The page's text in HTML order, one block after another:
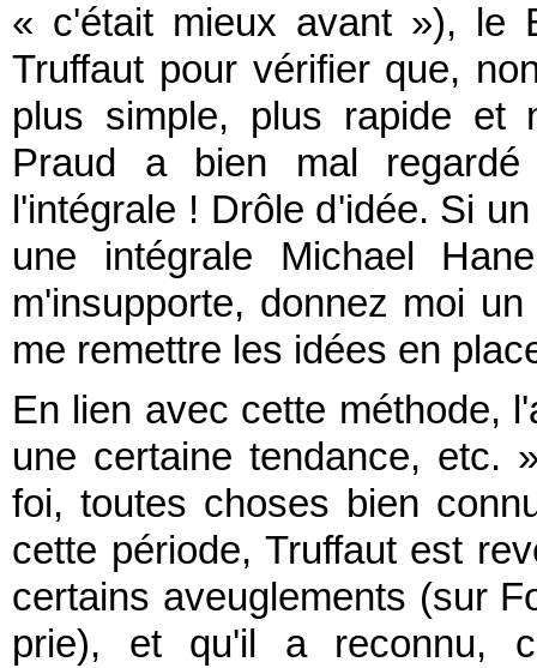
« c'était mieux avant »), le
Truffaut pour vérifier que,
plus simple, plus rapide et
Praud a bien mal
l'intégrale ! Drôle d'idée. Si
une intégrale Michael
m'insupporte, donnez moi
me remettre les idées en
En lien avec cette méthode,
une certaine tendance, etc.
foi, toutes choses bien
cette période, Truffaut est
certains aveuglements (sur
prie), et qu'il a reconnu,